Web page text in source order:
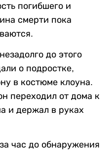
погибшего и
смерти пока
до этого
о подростке,
в костюме клоуна.
переходил от дома к
и держал в руках
час до обнаружения